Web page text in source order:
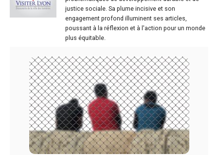
justice sociale. Sa plume incisive et son
engagement profond illuminent ses articles,
poussant à la réflexion et à l'action pour un monde
plus équitable.